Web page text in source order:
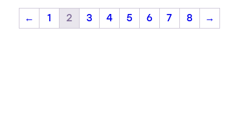
← 1 2 3 4 5 6 7 8 →